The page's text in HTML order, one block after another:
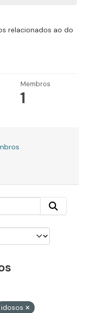
relacionados ao do
Membros
1
idosos